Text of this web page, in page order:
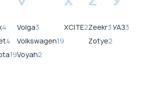
4
4
19
Volga3
Volkswagen19
Voyah2
XCITE2Zeekr3
Zotye2
УАЗ3